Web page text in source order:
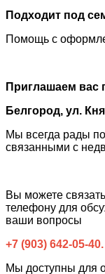
Подходит под
Помощь с
Приглашаем вас
Белгород, ул.
Мы всегда рады
связанными с
Вы можете
телефону для
ваши вопросы
+7 (903) 642-05-40.
Мы доступны для